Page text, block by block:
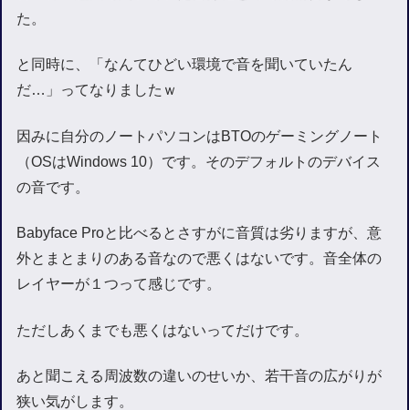
た。
と同時に、「なんてひどい環境で音を聞いていたん
だ…」ってなりましたｗ
因みに自分のノートパソコンはBTOのゲーミングノート
（OSはWindows 10）です。そのデフォルトのデバイス
の音です。
Babyface Proと比べるとさすがに音質は劣りますが、意
外とまとまりのある音なので悪くはないです。音全体の
レイヤーが１つって感じです。
ただしあくまでも悪くはないってだけです。
あと聞こえる周波数の違いのせいか、若干音の広がりが
狭い気がします。